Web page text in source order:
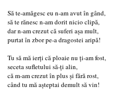
Să te-amăgesc eu n-am avut în gând,
să te rănesc n-am dorit nicio clipă,
dar n-am crezut că suferi așa mult,
purtat în zbor pe-a dragostei aripă!
Tu să mă ierți că ploaie nu ți-am fost,
seceta sufletului să-ți alin,
că m-am crezut în plus și fără rost,
când tu mă așteptai demult să vin!